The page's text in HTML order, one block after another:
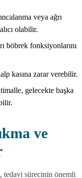
veya ağrı
olabilir.
böbrek fonksiyonlarını
kasına zarar verebilir.
gelecekte başka
ve
tedavi sürecinin önemli